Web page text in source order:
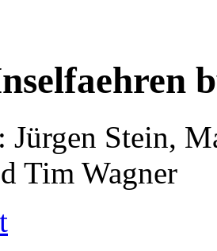
Jürgen Stein,
Tim Wagner